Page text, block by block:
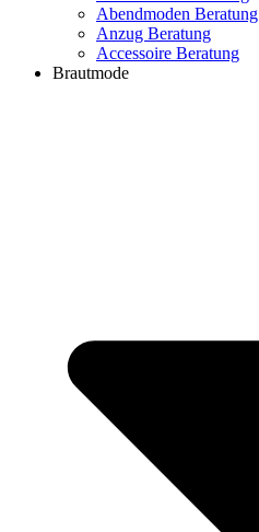
Abendmoden Beratung
Anzug Beratung
Accessoire Beratung
Brautmode